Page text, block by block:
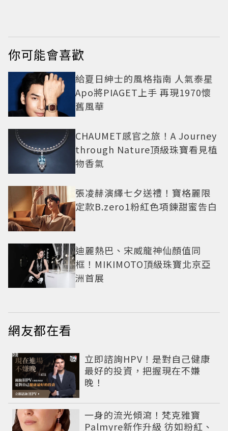
你可能會喜歡
給夏日紳士的風格指南 人氣泰星
Apo將PIAGET上手 再現1970懷
舊風華
CHAUMET感官之旅！A Journey
through Nature頂級珠寶看見植
物香氣
張凌赫演繹七夕送禮！寶格麗限
定款B.zero1粉紅色項鍊甜蜜告白
迪麗熱巴、宋威龍神仙顏值同
框！MIKIMOTO頂級珠寶北京亞
洲首展
網友都在看
立即諮詢HPV！是對自己健康
最好的投資，把握現在不嫌
晚！
PR
一身的流光傾瀉！梵克雅寶
Palmyre新作升級 彷如粉紅、